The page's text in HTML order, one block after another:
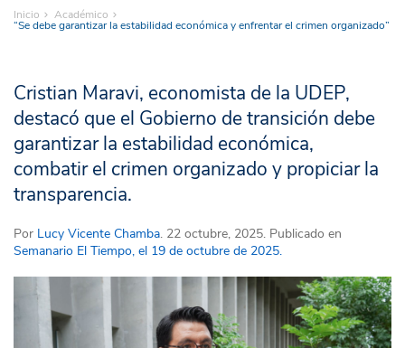
Inicio Académico
“Se debe garantizar la estabilidad económica y enfrentar el crimen organizado”
Cristian Maravi, economista de la UDEP,
destacó que el Gobierno de transición debe
garantizar la estabilidad económica,
combatir el crimen organizado y propiciar la
transparencia.
Por Lucy Vicente Chamba. 22 octubre, 2025. Publicado en
Semanario El Tiempo, el 19 de octubre de 2025.